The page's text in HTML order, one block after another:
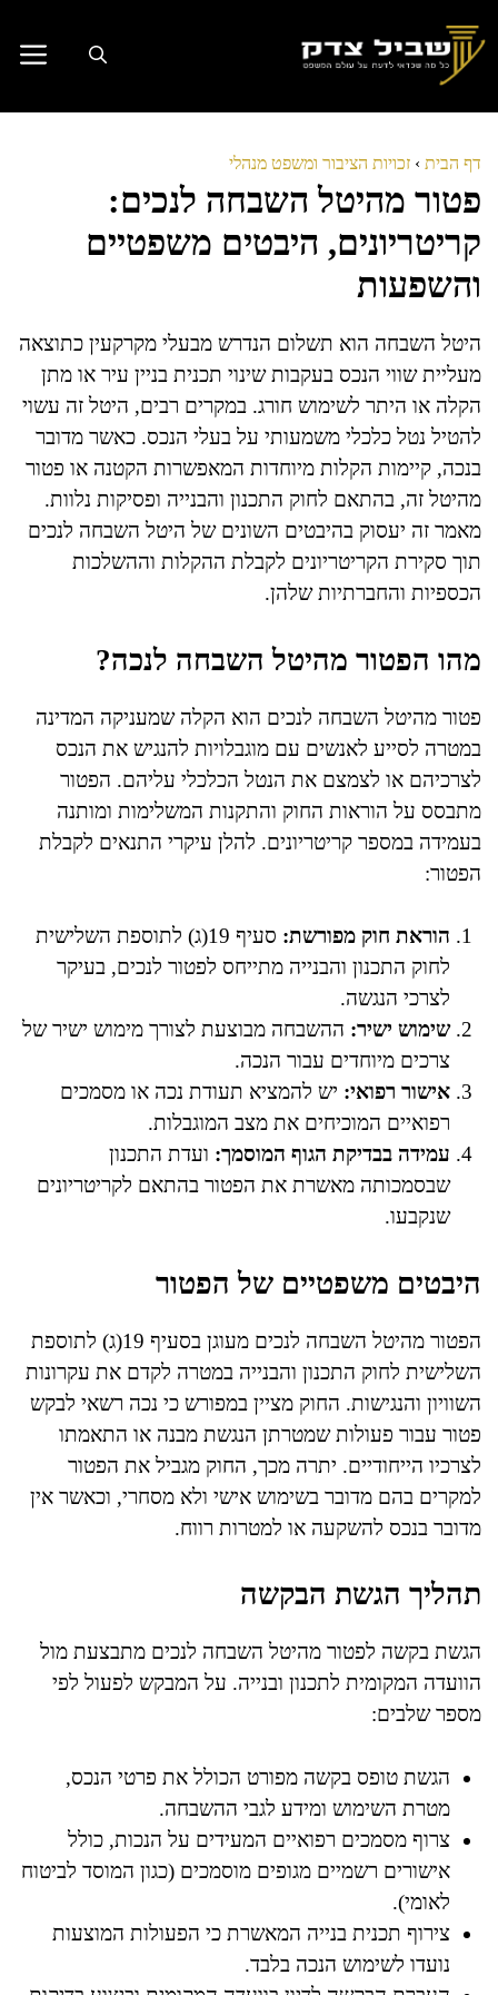
לתוכן
דף הבית › זכויות הציבור ומשפט מנהלי
פטור מהיטל השבחה לנכים:
קריטריונים, היבטים משפטיים
והשפעות
היטל השבחה הוא תשלום הנדרש מבעלי מקרקעין כתוצאה
מעליית שווי הנכס בעקבות שינוי תכנית בניין עיר או מתן
הקלה או היתר לשימוש חורג. במקרים רבים, היטל זה עשוי
להטיל נטל כלכלי משמעותי על בעלי הנכס. כאשר מדובר
בנכה, קיימות הקלות מיוחדות המאפשרות הקטנה או פטור
מהיטל זה, בהתאם לחוק התכנון והבנייה ופסיקות נלוות.
מאמר זה יעסוק בהיבטים השונים של היטל השבחה לנכים
תוך סקירת הקריטריונים לקבלת ההקלות וההשלכות
הכספיות והחברתיות שלהן.
מהו הפטור מהיטל השבחה לנכה?
פטור מהיטל השבחה לנכים הוא הקלה שמעניקה המדינה
במטרה לסייע לאנשים עם מוגבלויות להנגיש את הנכס
לצרכיהם או לצמצם את הנטל הכלכלי עליהם. הפטור
מתבסס על הוראות החוק והתקנות המשלימות ומותנה
בעמידה במספר קריטריונים. להלן עיקרי התנאים לקבלת
הפטור:
הוראת חוק מפורשת:
סעיף 19(ג) לתוספת השלישית
לחוק התכנון והבנייה מתייחס לפטור לנכים, בעיקר
לצרכי הנגשה.
שימוש ישיר: ההשבחה מבוצעת לצורך מימוש ישיר של
צרכים מיוחדים עבור הנכה.
אישור רפואי: יש להמציא תעודת נכה או מסמכים
רפואיים המוכיחים את מצב המוגבלות.
עמידה בבדיקת הגוף המוסמך: ועדת התכנון
שבסמכותה מאשרת את הפטור בהתאם לקריטריונים
שנקבעו.
היבטים משפטיים של הפטור
הפטור מהיטל השבחה לנכים מעוגן בסעיף 19(ג) לתוספת
השלישית לחוק התכנון והבנייה במטרה לקדם את עקרונות
השוויון והנגישות. החוק מציין במפורש כי נכה רשאי לבקש
פטור עבור פעולות שמטרתן הנגשת מבנה או התאמתו
לצרכיו הייחודיים. יתרה מכך, החוק מגביל את הפטור
למקרים בהם מדובר בשימוש אישי ולא מסחרי, וכאשר אין
מדובר בנכס להשקעה או למטרות רווח.
תהליך הגשת הבקשה
הגשת בקשה לפטור מהיטל השבחה לנכים מתבצעת מול
הוועדה המקומית לתכנון ובנייה. על המבקש לפעול לפי
מספר שלבים:
הגשת טופס בקשה מפורט הכולל את פרטי הנכס,
מטרת השימוש ומידע לגבי ההשבחה.
צרוף מסמכים רפואיים המעידים על הנכות, כולל
אישורים רשמיים מגופים מוסמכים (כגון המוסד לביטוח
לאומי).
צירוף תכנית בנייה המאשרת כי הפעולות המוצעות
נועדו לשימוש הנכה בלבד.